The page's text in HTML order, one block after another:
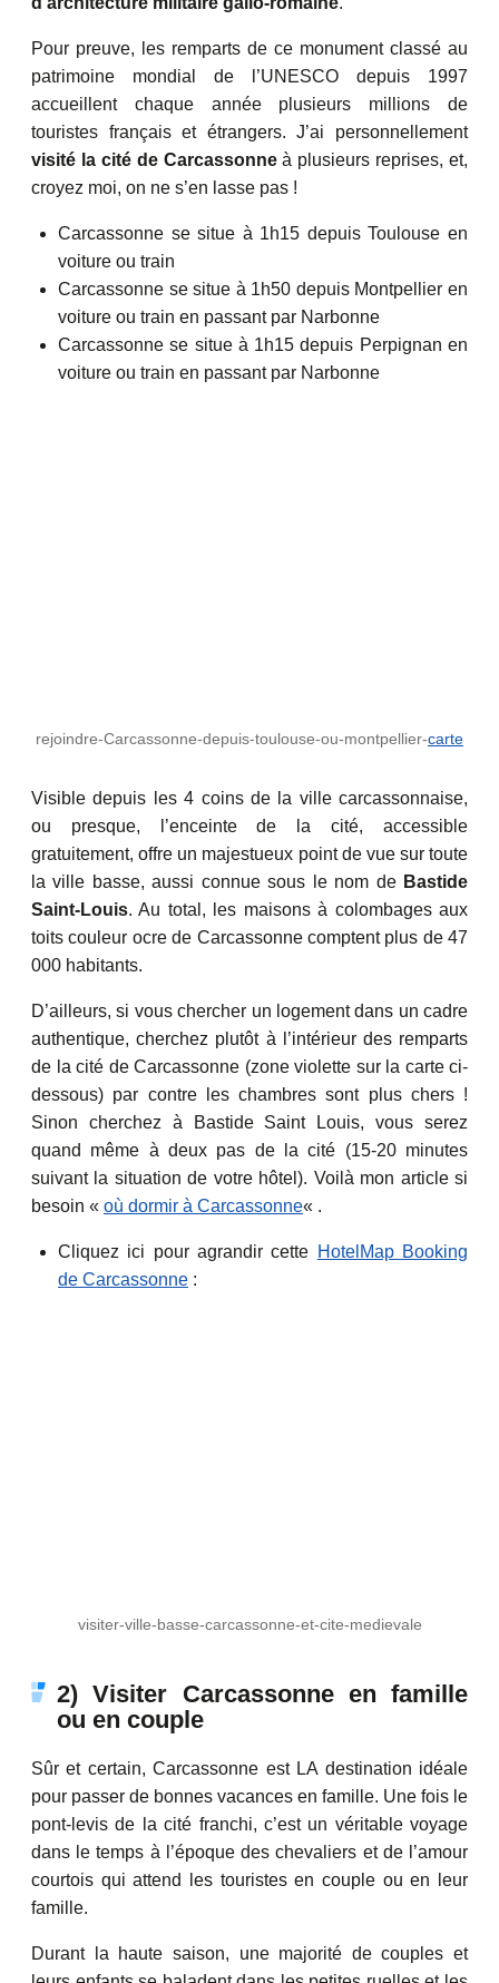
Pour preuve, les remparts de ce monument classé au
patrimoine mondial de l’UNESCO depuis 1997
accueillent chaque année plusieurs millions de
touristes français et étrangers. J’ai personnellement
visité la cité de Carcassonneà plusieurs reprises, et,
croyez moi, on ne s’en lasse pas !
Carcassonne se situe à 1h15 depuis Toulouse en
voiture ou train
Carcassonne se situe à 1h50 depuis Montpellier en
voiture ou train en passant par Narbonne
Carcassonne se situe à 1h15 depuis Perpignan en
voiture ou train en passant par Narbonne
rejoindre-Carcassonne-depuis-toulouse-ou-montpellier-carte
Visible depuis les 4 coins de la ville carcassonnaise,
ou presque, l’enceinte de la cité, accessible
gratuitement, offre un majestueux point de vue sur toute
la ville basse, aussi connue sous le nom de Bastide
Saint-Louis. Au total, les maisons à colombages aux
toits couleur ocre de Carcassonne comptent plus de 47
000 habitants.
D’ailleurs, si vous chercher un logement dans un cadre
authentique, cherchez plutôt à l’intérieur des remparts
de la cité de Carcassonne (zone violette sur la carte ci-
dessous) par contre les chambres sont plus chers !
Sinon cherchez à Bastide Saint Louis, vous serez
quand même à deux pas de la cité (15-20 minutes
suivant la situation de votre hôtel). Voilà mon article si
besoin « où dormir à Carcassonne« .
Cliquez ici pour agrandir cette HotelMap Booking
de Carcassonne :
visiter-ville-basse-carcassonne-et-cite-medievale
2) Visiter Carcassonne en famille
ou en couple
Sûr et certain, Carcassonne est LA destination idéale
pour passer de bonnes vacances en famille. Une fois le
pont-levis de la cité franchi, c’est un véritable voyage
dans le temps à l’époque des chevaliers et de l’amour
courtois qui attend les touristes en couple ou en leur
famille.
Durant la haute saison, une majorité de couples et